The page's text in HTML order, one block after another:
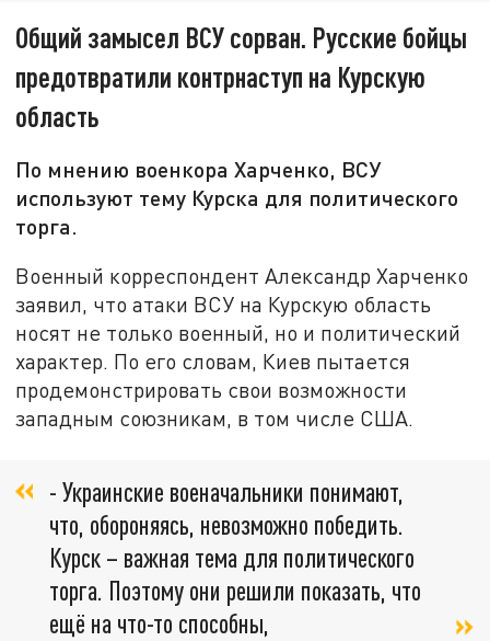
Общий замысел ВСУ сорван. Русские бойцы
предотвратили контрнаступ на Курскую
область
По мнению военкора Харченко, ВСУ
используют тему Курска для политического
торга.
Военный корреспондент Александр Харченко
заявил, что атаки ВСУ на Курскую область
носят не только военный, но и политический
характер. По его словам, Киев пытается
продемонстрировать свои возможности
западным союзникам, в том числе США.
- Украинские военачальники понимают,
что, обороняясь, невозможно победить.
Курск – важная тема для политического
торга. Поэтому они решили показать, что
ещё на что-то способны,